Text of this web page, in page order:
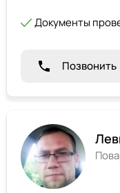
Документы
Позвонить